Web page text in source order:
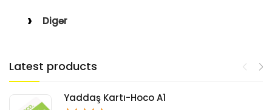
Digər
Latest products
Yaddaş Kartı-Hoco A1